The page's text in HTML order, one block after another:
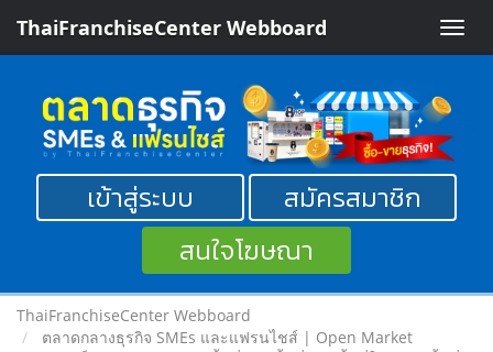
Toggle
ThaiFranchiseCenter Webboard
เข้าสู่ระบบ
สมัครสมาชิก
สนใจโฆษณา
ThaiFranchiseCenter Webboard
ตลาดกลางธุรกิจ SMEs และแฟรนไชส์ | Open Market